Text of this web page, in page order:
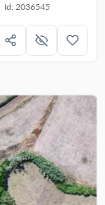
Id: 2036545